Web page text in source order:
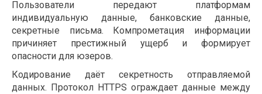
Пользователи передают платформам
индивидуальную данные, банковские данные,
секретные письма. Компрометация информации
причиняет престижный ущерб и формирует
опасности для юзеров.
Кодирование даёт секретность отправляемой
данных. Протокол HTTPS ограждает данные между